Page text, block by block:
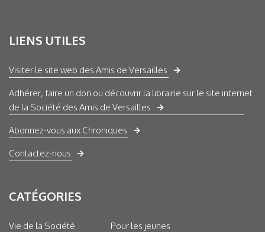
LIENS UTILES
Visiter le site web des Amis de Versailles
Adhérer, faire un don ou découvrir la librairie sur le site internet
de la Société des Amis de Versailles
Abonnez-vous aux Chroniques
Contactez-nous
CATÉGORIES
Vie de la Société Pour les jeunes